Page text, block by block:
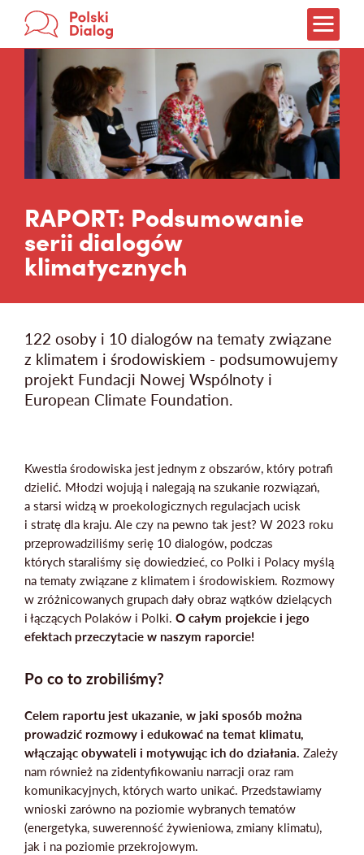
Weź udział!
Jak rozmawiać?
O dialogach
Co wynika z dialogów?
Partnerzy
RAPORT: Podsumowanie
serii dialogów
klimatycznych
122 osoby i 10 dialogów na tematy związane
z klimatem i środowiskiem - podsumowujemy
projekt Fundacji Nowej Wspólnoty i
European Climate Foundation.
Kwestia środowiska jest jednym z obszarów, który potrafi
dzielić. Młodzi wojują i nalegają na szukanie rozwiązań,
a starsi widzą w proekologicznych regulacjach ucisk
i stratę dla kraju. Ale czy na pewno tak jest? W 2023 roku
przeprowadziliśmy serię 10 dialogów, podczas
których staraliśmy się dowiedzieć, co Polki i Polacy myślą
na tematy związane z klimatem i środowiskiem. Rozmowy
w zróżnicowanych grupach dały obraz wątków dzielących
i łączących Polaków i Polki. O całym projekcie i jego
efektach przeczytacie w naszym raporcie!
Po co to zrobiliśmy?
Celem raportu jest ukazanie, w jaki sposób można
prowadzić rozmowy i edukować na temat klimatu,
włączając obywateli i motywując ich do działania. Zależy
nam również na zidentyfikowaniu narracji oraz ram
komunikacyjnych, których warto unikać. Przedstawiamy
wnioski zarówno na poziomie wybranych tematów
(energetyka, suwerenność żywieniowa, zmiany klimatu),
jak i na poziomie przekrojowym.